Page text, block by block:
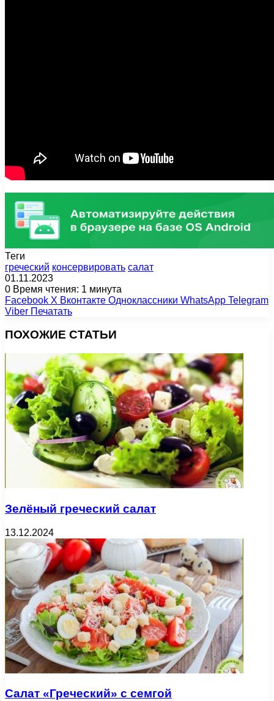
Теги
греческий консервировать салат
01.11.2023
0 Время чтения: 1 минута
Facebook X Вконтакте Одноклассники WhatsApp Telegram
Viber Печатать
ПОХОЖИЕ СТАТЬИ
Зелёный греческий салат
13.12.2024
Салат «Греческий» с семгой